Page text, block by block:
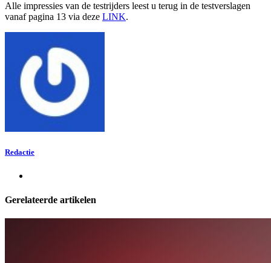
Alle impressies van de testrijders leest u terug in de testverslagen
vanaf pagina 13 via deze LINK.
Redactie
Gerelateerde artikelen